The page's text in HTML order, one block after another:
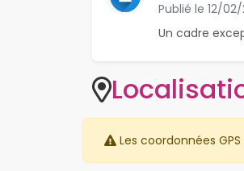
Publié le 12/
Un cadre
Les coordonnées